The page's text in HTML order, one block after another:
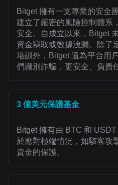
Bitget 擁有一支專業的安全
建立了嚴密的風險控制體系
安全。自成立以來，Bitget
資金竊取或數據洩漏。除了
培訓外，Bitget 還為平台用
們識別詐騙，更安全、負責
3 億美元保護基金
Bitget 擁有由 BTC 和
於應對極端情況，如駭客攻
資金的保護。